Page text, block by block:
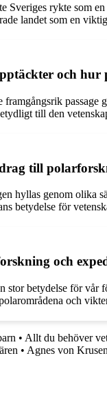
Sveriges rykte som
landet som en
och hur
till den
till
hyllas genom olika
betydelse för
och
betydelse för vår
och
• Allt du behöver
• Agnes von